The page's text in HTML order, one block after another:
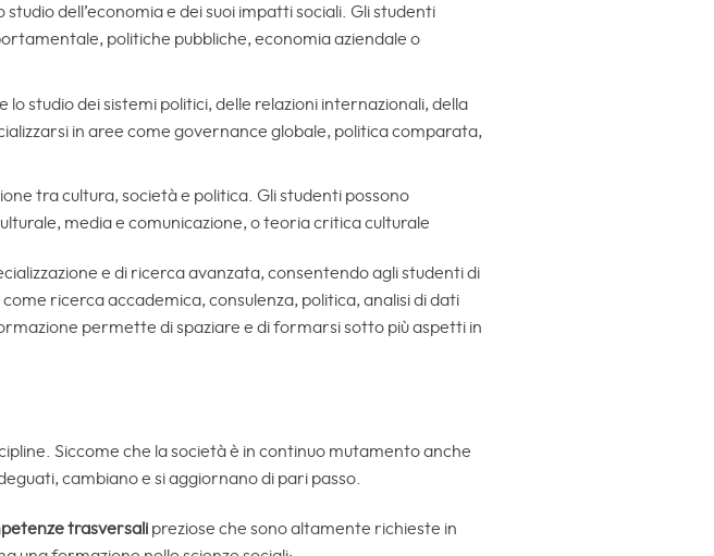
dell’economia e dei suoi impatti sociali. Gli studenti
politiche pubbliche, economia aziendale o
lo studio dei sistemi politici, delle relazioni internazionali, della
in aree come governance globale, politica comparata,
tra cultura, società e politica. Gli studenti possono
media e comunicazione, o teoria critica culturale
e di ricerca avanzata, consentendo agli studenti di
ricerca accademica, consulenza, politica, analisi di dati
permette di spaziare e di formarsi sotto più aspetti in
Siccome che la società è in continuo mutamento anche
cambiano e si aggiornano di pari passo.
trasversali preziose che sono altamente richieste in